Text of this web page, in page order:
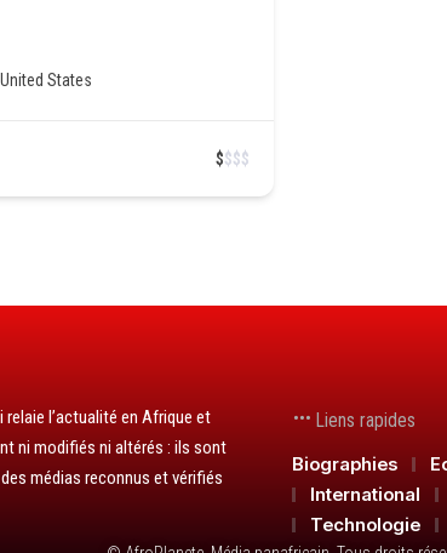
States
$$$$
l’actualité en Afrique et
ni modifiés ni altérés : ils sont
médias reconnus et vérifiés
Liens rapides
Biographies
International
Technologie